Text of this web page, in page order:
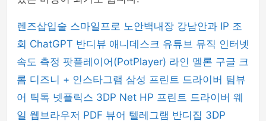
렌즈삽입술 스마일프로 노안백내장 강남안과 IP 조
회 ChatGPT 반디뷰 애니데스크 유튜브 뮤직 인터넷
속도 측정 팟플레이어(PotPlayer) 라인 멜론 구글 크
롬 디즈니 + 인스타그램 삼성 프린트 드라이버 팀뷰
어 틱톡 넷플릭스 3DP Net HP 프린트 드라이버 웨
일 웹브라우저 PDF 뷰어 텔레그램 반디집 3DP